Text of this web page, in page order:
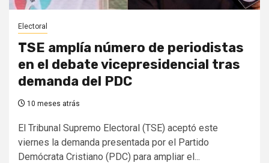
Electoral
TSE amplía número de periodistas
en el debate vicepresidencial tras
demanda del PDC
10 meses atrás
El Tribunal Supremo Electoral (TSE) aceptó este
viernes la demanda presentada por el Partido
Demócrata Cristiano (PDC) para ampliar el...